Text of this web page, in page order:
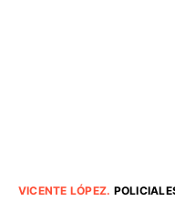
VICENTE LÓPEZ.